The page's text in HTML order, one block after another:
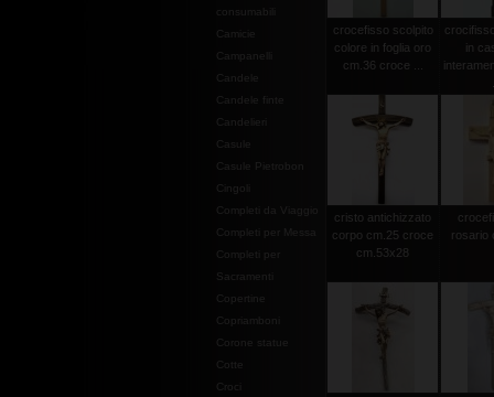
Campanelli
Candele
Candele finte
Candelieri
Casule
Casule Pietrobon
Cingoli
Completi da Viaggio
Completi per Messa
Completi per
Sacramenti
Copertine
Copriamboni
Corone statue
Cotte
Croci
crocefisso scolpito
colore in foglia oro
cm.36 croce ...
in
cristo antichizzato
corpo cm.25 croce
cm.53x28
rosario